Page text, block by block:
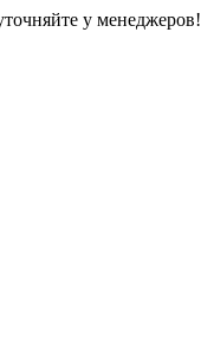
у менеджеров!